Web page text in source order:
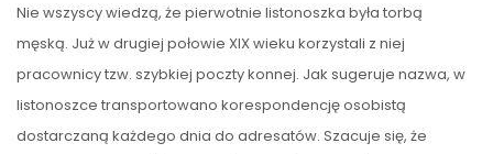
Nie wszyscy wiedzą, że pierwotnie listonoszka była torbą
męską. Już w drugiej połowie XIX wieku korzystali z niej
pracownicy tzw. szybkiej poczty konnej. Jak sugeruje nazwa, w
listonoszce transportowano korespondencję osobistą
dostarczaną każdego dnia do adresatów. Szacuje się, że